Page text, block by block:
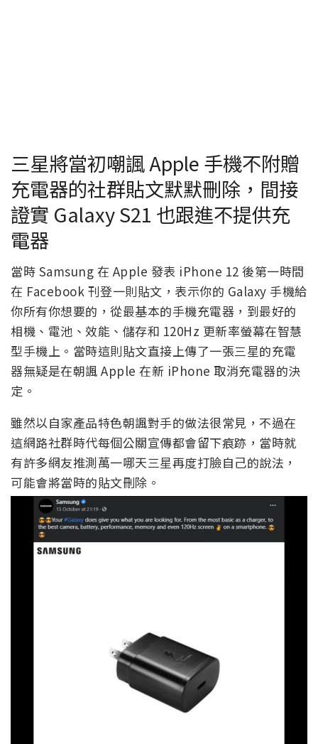
三星將當初嘲諷 Apple 手機不附贈
充電器的社群貼文默默刪除，間接
證實 Galaxy S21 也跟進不提供充
電器
當時 Samsung 在 Apple 發表 iPhone 12 後第一時間
在 Facebook 刊登一則貼文，表示你的 Galaxy 手機給
你所有你想要的，從最基本的手機充電器，到最好的
相機、電池、效能、儲存和 120Hz 更新率螢幕在智慧
型手機上。當時這則貼文直接上傳了一張三星的充電
器無疑是在朝諷 Apple 在新 iPhone 取消充電器的決
定。
雖然以自家產品特色朝諷對手的做法很常見，不過在
這網路社群時代每個公關宣傳都會留下痕跡，當時就
有許多網友推測萬一哪天三星再度打臉自己的說法，
可能會將當時的貼文刪除。